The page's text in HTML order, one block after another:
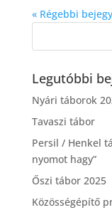
« Régebbi
Legutóbbi
Nyári táborok
Tavaszi tábor
Persil / Henkel
nyomot hagy”
Őszi tábor 2025
Közösségépítő